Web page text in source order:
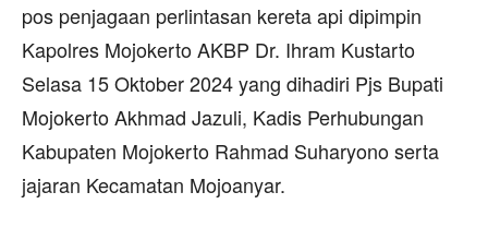
pos penjagaan perlintasan kereta api dipimpin
Kapolres Mojokerto AKBP Dr. Ihram Kustarto
Selasa 15 Oktober 2024 yang dihadiri Pjs Bupati
Mojokerto Akhmad Jazuli, Kadis Perhubungan
Kabupaten Mojokerto Rahmad Suharyono serta
jajaran Kecamatan Mojoanyar.